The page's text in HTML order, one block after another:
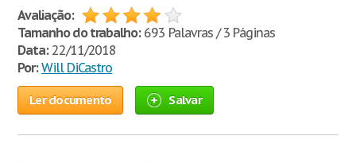
Avaliação:
Tamanho do trabalho:693 Palavras / 3 Páginas
Data:22/11/2018
Por: Will DiCastro
Ler documento Salvar